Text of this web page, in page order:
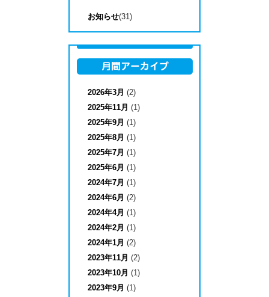
お知らせ(31)
2026年3月 (2)
2025年11月 (1)
2025年9月 (1)
2025年8月 (1)
2025年7月 (1)
2025年6月 (1)
2024年7月 (1)
2024年6月 (2)
2024年4月 (1)
2024年2月 (1)
2024年1月 (2)
2023年11月 (2)
2023年10月 (1)
2023年9月 (1)